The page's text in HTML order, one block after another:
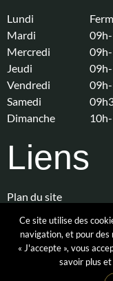
Lundi
Mardi
Mercredi
Jeudi
Vendredi
Samedi
Dimanche
Liens
Plan du site
Mentions légales et
Ce site utilise des
navigation, et pour des
« J'accepte », vous
savoir plus